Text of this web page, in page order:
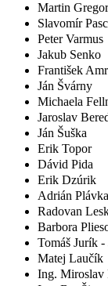
Martin
Slavomír
Peter Varmus
Jakub Senko
František
Ján Švárny
Michaela
Jaroslav
Ján Šuška
Erik Topor
Dávid Pida
Erik Dzúrik
Adrián Plávka
Radovan
Barbora
Tomáš Jurík -
Matej Laučík
Ing. Miroslav